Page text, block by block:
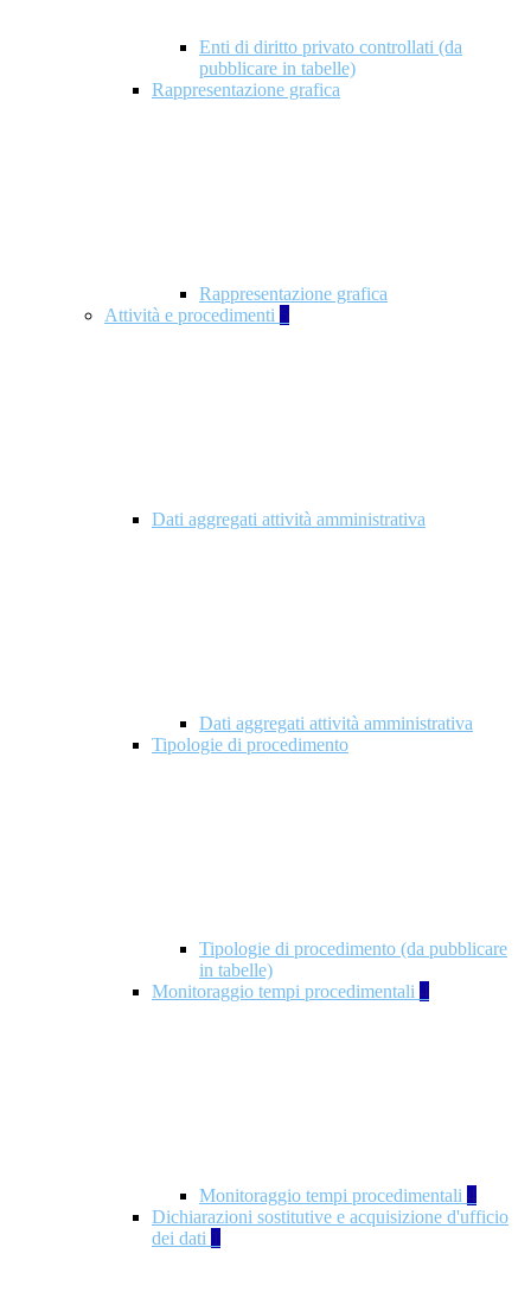
Enti di diritto privato controllati (da
pubblicare in tabelle)
Rappresentazione grafica
Rappresentazione grafica
Attività e procedimenti 5
Dati aggregati attività amministrativa
Dati aggregati attività amministrativa
Tipologie di procedimento
Tipologie di procedimento (da pubblicare
in tabelle)
Monitoraggio tempi procedimentali 4
Monitoraggio tempi procedimentali 4
Dichiarazioni sostitutive e acquisizione d'ufficio
dei dati 1